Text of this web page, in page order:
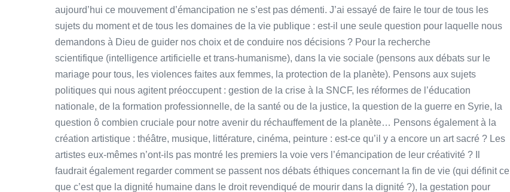
aujourd’hui ce mouvement d’émancipation ne s’est pas démenti. J’ai essayé de faire le tour de tous les
sujets du moment et de tous les domaines de la vie publique : est-il une seule question pour laquelle nous
demandons à Dieu de guider nos choix et de conduire nos décisions ? Pour la recherche
scientifique (intelligence artificielle et trans-humanisme), dans la vie sociale (pensons aux débats sur le
mariage pour tous, les violences faites aux femmes, la protection de la planète). Pensons aux sujets
politiques qui nous agitent préoccupent : gestion de la crise à la SNCF, les réformes de l’éducation
nationale, de la formation professionnelle, de la santé ou de la justice, la question de la guerre en Syrie, la
question ô combien cruciale pour notre avenir du réchauffement de la planète… Pensons également à la
création artistique : théâtre, musique, littérature, cinéma, peinture : est-ce qu’il y a encore un art sacré ? Les
artistes eux-mêmes n’ont-ils pas montré les premiers la voie vers l’émancipation de leur créativité ? Il
faudrait également regarder comment se passent nos débats éthiques concernant la fin de vie (qui définit ce
que c’est que la dignité humaine dans le droit revendiqué de mourir dans la dignité ?), la gestation pour